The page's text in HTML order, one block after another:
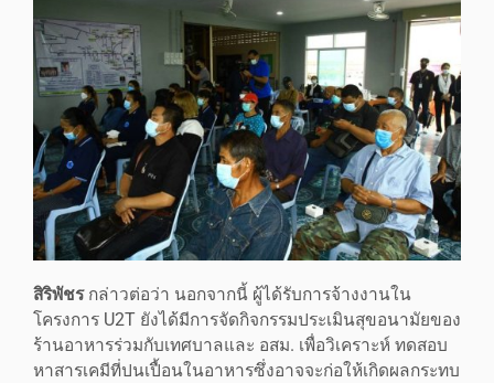
สิริพัชรกล่าวต่อว่า นอกจากนี้ ผู้ได้รับการจ้างงานใน
โครงการ U2T ยังได้มีการจัดกิจกรรมประเมินสุขอนามัยของ
ร้านอาหารร่วมกับเทศบาลและ อสม. เพื่อวิเคราะห์ ทดสอบ
หาสารเคมีที่ปนเปื้อนในอาหารซึ่งอาจจะก่อให้เกิดผลกระทบ